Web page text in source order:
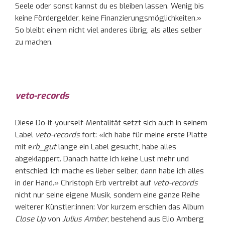
Seele oder sonst kannst du es bleiben lassen. Wenig bis
keine Fördergelder, keine Finanzierungsmöglichkeiten.»
So bleibt einem nicht viel anderes übrig, als alles selber
zu machen.
veto-records
Diese Do-it-yourself-Mentalität setzt sich auch in seinem
Label veto-recordsfort: «Ich habe für meine erste Platte
mit erb_gutlange ein Label gesucht, habe alles
abgeklappert. Danach hatte ich keine Lust mehr und
entschied: Ich mache es lieber selber, dann habe ich alles
in der Hand.» Christoph Erb vertreibt auf veto-records
nicht nur seine eigene Musik, sondern eine ganze Reihe
weiterer Künstler:innen: Vor kurzem erschien das Album
Close Up von Julius Amber, bestehend aus Elio Amberg